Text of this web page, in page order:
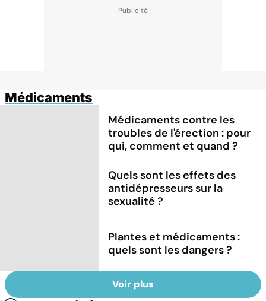
Médicaments
Médicaments contre les
troubles de l'érection : pour
qui, comment et quand ?
Quels sont les effets des
antidépresseurs sur la
sexualité ?
Plantes et médicaments :
quels sont les dangers ?
Voir plus